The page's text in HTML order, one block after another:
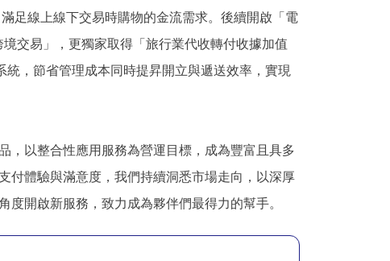
足線上線下交易時購物的金流需求。後續開啟「電
交易」，更獨家取得「旅行業代收轉付收據加值
，節省管理成本同時提昇開立與遞送效率，實現
，以整合性應用服務為營運目標，成為豐富且具多
付體驗與滿意度，我們持續洞悉市場走向，以深厚
開啟新服務，致力成為夥伴們最得力的幫手。